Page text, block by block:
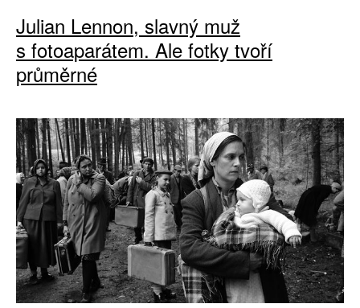
Julian Lennon, slavný muž
s fotoaparátem. Ale fotky tvoří
průměrné